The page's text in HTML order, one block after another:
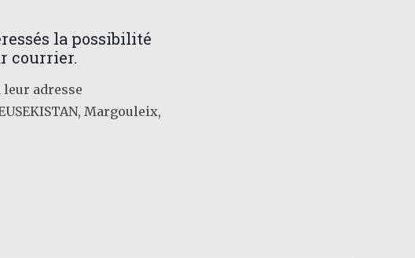
la possibilité
courrier.
adresse
Margouleix,